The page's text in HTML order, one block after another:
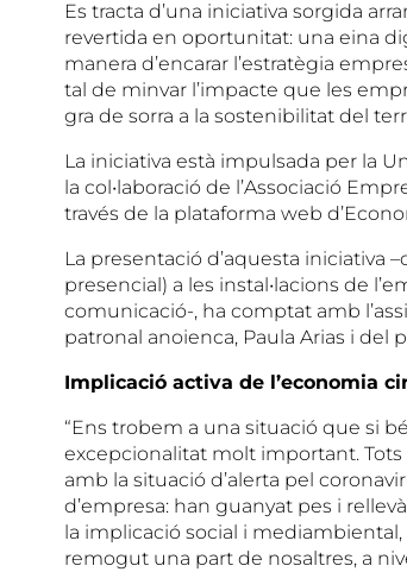
Es tracta d’una iniciativa sorgida
revertida en oportunitat: una eina
manera d’encarar l’estratègia
tal de minvar l’impacte que les
gra de sorra a la sostenibilitat del
La iniciativa està impulsada per la
la col•laboració de l’Associació
través de la plataforma web
La presentació d’aquesta iniciativa
presencial) a les instal•lacions de
comunicació-, ha comptat amb
patronal anoienca, Paula Arias i del
Implicació activa de l’economia
“Ens trobem a una situació que si
excepcionalitat molt important.
amb la situació d’alerta pel
d’empresa: han guanyat pes i
la implicació social i
remogut una part de nosaltres, a